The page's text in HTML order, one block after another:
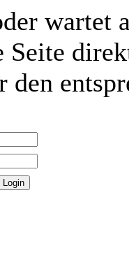
wartet
den